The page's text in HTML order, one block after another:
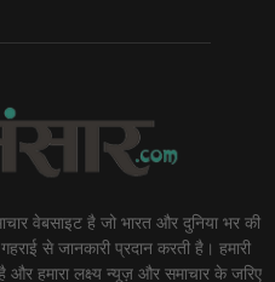
वेबसाइट है जो भारत और दुनिया भर की
से जानकारी प्रदान करती है। हमारी
हमारा लक्ष्य न्यूज़ और समाचार के जरिए